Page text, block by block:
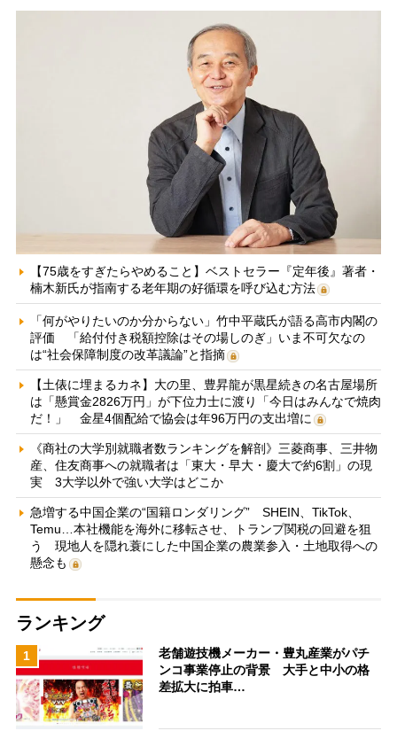
【75歳をすぎたらやめること】ベストセラー『定年後』著者・
楠木新氏が指南する老年期の好循環を呼び込む方法
「何がやりたいのか分からない」竹中平蔵氏が語る高市内閣の
評価 「給付付き税額控除はその場しのぎ」いま不可欠なの
は“社会保障制度の改革議論”と指摘
【土俵に埋まるカネ】大の里、豊昇龍が黒星続きの名古屋場所
は「懸賞金2826万円」が下位力士に渡り「今日はみんなで焼肉
だ！」 金星4個配給で協会は年96万円の支出増に
《商社の大学別就職者数ランキングを解剖》三菱商事、三井物
産、住友商事への就職者は「東大・早大・慶大で約6割」の現
実 3大学以外で強い大学はどこか
急増する中国企業の“国籍ロンダリング” SHEIN、TikTok、
Temu…本社機能を海外に移転させ、トランプ関税の回避を狙
う 現地人を隠れ蓑にした中国企業の農業参入・土地取得への
懸念も
ランキング
1
老舗遊技機メーカー・豊丸産業がパチ
ンコ事業停止の背景 大手と中小の格
差拡大に拍車…